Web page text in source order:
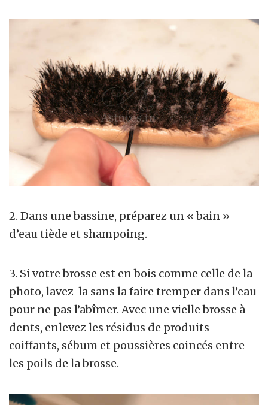
2. Dans une bassine, préparez un « bain »
d’eau tiède et shampoing.
3. Si votre brosse est en bois comme celle de la
photo, lavez-la sans la faire tremper dans l’eau
pour ne pas l’abîmer. Avec une vielle brosse à
dents, enlevez les résidus de produits
coiffants, sébum et poussières coincés entre
les poils de la brosse.